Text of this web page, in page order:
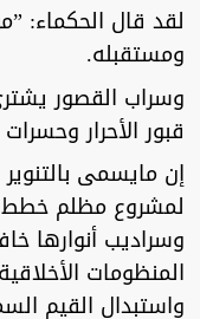
لقد قال الحكماء:
ومستقبله.
وسراب القصور
قبور الأحرار
إن مايسمى
لمشروع مظلم خطط
وسراديب أنوارها
المنظومات
واستبدال القيم